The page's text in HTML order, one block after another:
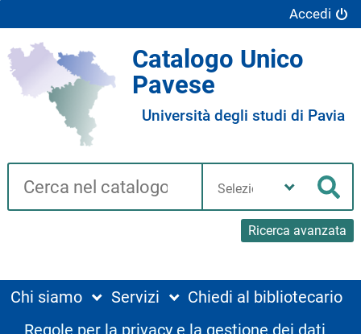
Accedi
Catalogo Unico
Pavese
Università degli studi di Pavia
Cerca su "Catalogo"
Ricerca avanzata
biblioteca
Chi siamo Servizi
Chiedi al bibliotecario
Regole per la privacy e la gestione dei dati